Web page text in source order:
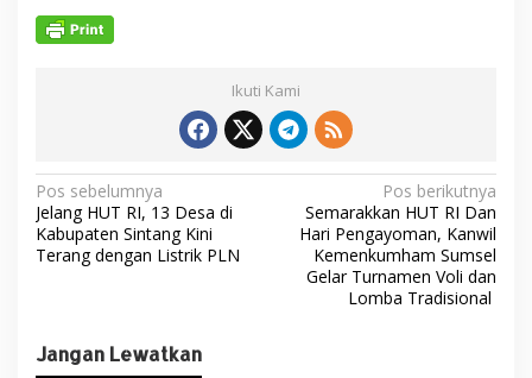
Ikuti Kami
N
a
v
a
Pos sebelumnya
Jelang HUT RI, 13 Desa di
Kabupaten Sintang Kini
Terang dengan Listrik PLN
Pos berikutnya
Semarakkan HUT RI Dan
Hari Pengayoman, Kanwil
Kemenkumham Sumsel
Gelar Turnamen Voli dan
Lomba Tradisional
Jangan Lewatkan